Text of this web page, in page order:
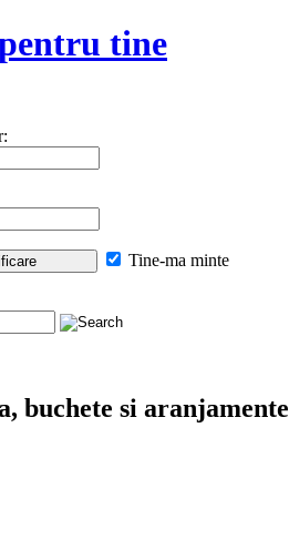
tine
Tine-ma minte
buchete si